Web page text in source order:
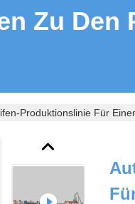
Zu Den
Produktionslinie Für